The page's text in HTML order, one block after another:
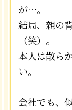
が…。
結局、親の
（笑）。
本人は散ら
い。
会社でも、